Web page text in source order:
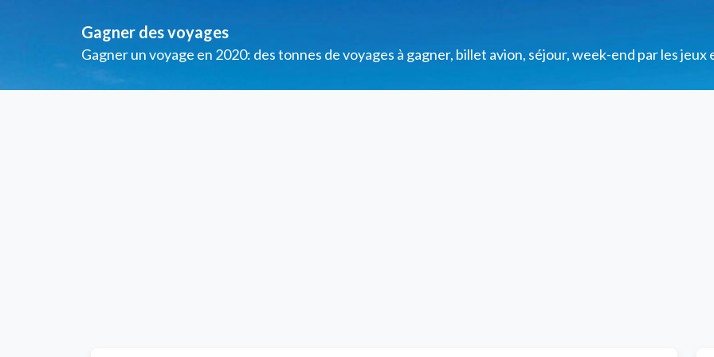
Gagner des voyages
Gagner un voyage en 2020: des tonnes de voyages à gagner, billet avion, séjour, week-end par les jeux